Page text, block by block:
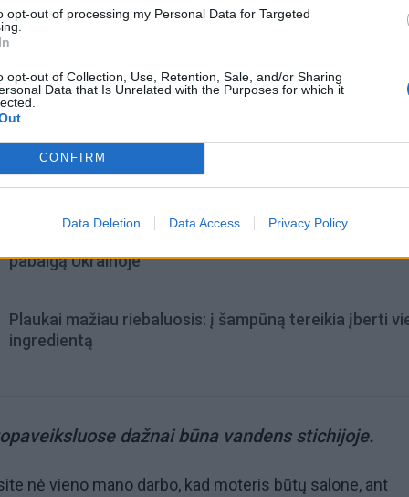
opt-out of processing my Personal Data for Targeted
opt-out of Collection, Use, Retention, Sale, and/or Sharing
Data that Is Unrelated with the Purposes for which it
CONFIRM
Data Deletion Data Access Privacy Policy
pabaigą Ukrainoje
Plaukai mažiau riebaluosis: į šampūną tereikia įberti
ingredientą
dažnai būna vandens stichijoje.
nė vieno mano darbo, kad moteris būtų salone, ant